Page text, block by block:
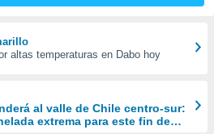
altas temperaturas en Dabo hoy
al valle de Chile centro-sur:
extrema para este fin de